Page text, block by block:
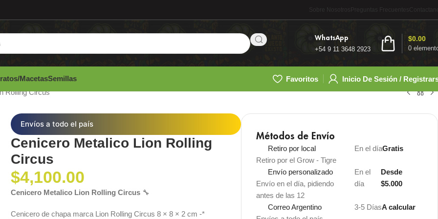
Sobre Nosotros Preguntas Frecuentes
WhatsApp
+54 9 11 3648 2923 0
$0.00
MacetasSemillas Favoritos
Inicio De Sesión /
Rolling Circus
Envíos a todo el país
Cenicero Metalico Lion Rolling
Circus
$4,100.00
Cenicero Metalico Lion Rolling Circus 🔧
Cenicero de chapa marca Lion Rolling Circus 8 × 8 × 2 cm -*
Métodos de Envío
Retiro por local
Retiro por el Grow - Tigre
En el díaGratis
Envío personalizado
Envío en el día, pidiendo
antes de las 12
En el
día
Desde
$5.000
Correo Argentino
3-5 DíasA calcular